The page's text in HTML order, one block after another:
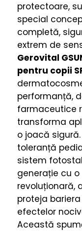
protectoare,
special
completă,
extrem de
Gerovital
pentru copii
performanță,
farmaceutice
transforma
o joacă
toleranță
sistem
generație cu
revoluționară,
proteja
efectelor
Această